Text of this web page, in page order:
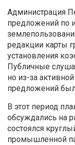
Администрация
предложений по
редакции карты
установления
Публичные
но из-за
предложений
В этот период
обсуждались на
состоялся
промышленной